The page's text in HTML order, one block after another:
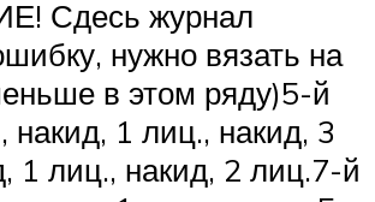
Сдесь журнал
нужно вязать на
в этом ряду)5-й
накид, 1 лиц., накид, 3
1 лиц., накид, 2 лиц.7-й